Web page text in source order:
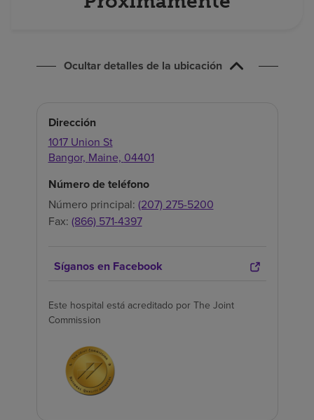
Buscar un centro
Ocultar detalles de la ubicación
Dirección
1017 Union St
Bangor, Maine, 04401
Número de teléfono
Número principal: (207) 275-5200
Fax: (866) 571-4397
Síganos en Facebook
Este hospital está acreditado por The Joint
Commission